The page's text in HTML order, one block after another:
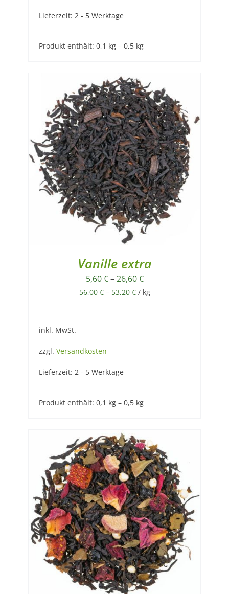
Lieferzeit: 2 - 5 Werktage
Produkt enthält: 0,1 kg – 0,5 kg
Vanille extra
5,60€–26,60€
56,00 €– 53,20 €/ kg
inkl. MwSt.
zzgl. Versandkosten
Lieferzeit: 2 - 5 Werktage
Produkt enthält: 0,1 kg – 0,5 kg